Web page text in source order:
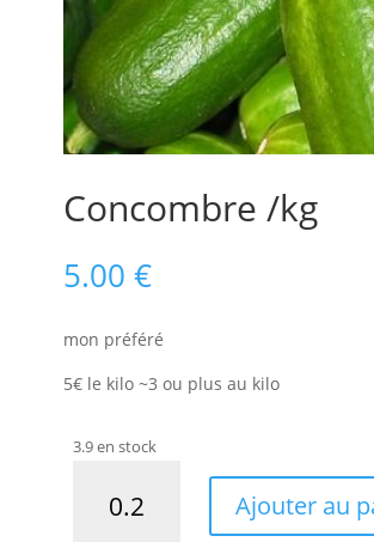
Concombre /kg
5.00 €
mon préféré
5€ le kilo ~3 ou plus au kilo
3.9 en stock
Ajouter au